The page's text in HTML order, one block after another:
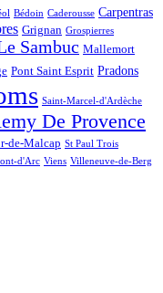
Bédoin Caderousse Carpentras
Grignan Grospierres
Sambuc Mallemort
Pont Saint Esprit Pradons
Saint-Marcel-d'Ardèche
De Provence
de-Malcap St Paul Trois
d'Arc Viens Villeneuve-de-Berg